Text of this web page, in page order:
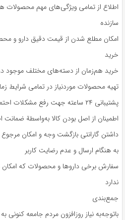
اطلاع از تمامی ویژگی‌های مهم محصولات
سازنده
امکان مطلع شدن از قیمت دقیق دارو و
خرید
خرید هم‌زمان از دسته‌های مختلف موجود
تهیه محصولات موردنیاز در تمامی شرایط
پشتیبانی ۲۴ ساعته جهت رفع مشکلات احتمالی در روند ثبت سفارش و خرید
اطمینان از اصل بودن کالا به‌واسطة ضمانت
داشتن گارانتی بازگشت وجه و امکان
به هنگام ارسال و عدم رضایت کاربر
سفارش برخی داروها و محصولات که
ندارد
جمع‌بندی
باتوجه‌به نیاز روزافزون مردم جامعه